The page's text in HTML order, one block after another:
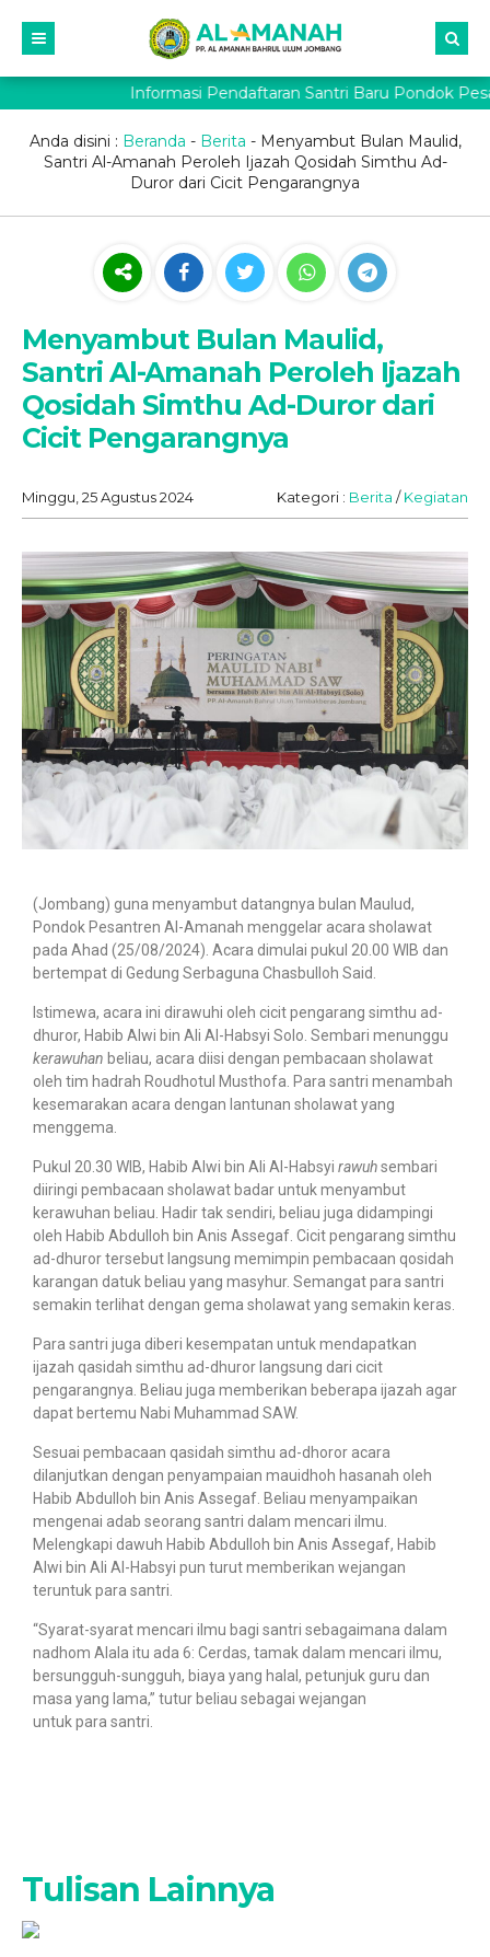
Informasi Pendaftaran Santri Baru Pondok
Anda disini : Beranda - Berita - Menyambut Bulan Maulid,
Santri Al-Amanah Peroleh Ijazah Qosidah Simthu Ad-
Duror dari Cicit Pengarangnya
Menyambut Bulan Maulid,
Santri Al-Amanah Peroleh Ijazah
Qosidah Simthu Ad-Duror dari
Cicit Pengarangnya
Minggu, 25 Agustus 2024 Kategori : Berita /Kegiatan
(Jombang) guna menyambut datangnya bulan Maulud,
Pondok Pesantren Al-Amanah menggelar acara sholawat
pada Ahad (25/08/2024). Acara dimulai pukul 20.00 WIB dan
bertempat di Gedung Serbaguna Chasbulloh Said.
Istimewa, acara ini dirawuhi oleh cicit pengarang simthu ad-
dhuror, Habib Alwi bin Ali Al-Habsyi Solo. Sembari menunggu
kerawuhan beliau, acara diisi dengan pembacaan sholawat
oleh tim hadrah Roudhotul Musthofa. Para santri menambah
kesemarakan acara dengan lantunan sholawat yang
menggema.
Pukul 20.30 WIB, Habib Alwi bin Ali Al-Habsyi rawuhsembari
diiringi pembacaan sholawat badar untuk menyambut
kerawuhan beliau. Hadir tak sendiri, beliau juga didampingi
oleh Habib Abdulloh bin Anis Assegaf. Cicit pengarang simthu
ad-dhuror tersebut langsung memimpin pembacaan qosidah
karangan datuk beliau yang masyhur. Semangat para santri
semakin terlihat dengan gema sholawat yang semakin keras.
Para santri juga diberi kesempatan untuk mendapatkan
ijazah qasidah simthu ad-dhuror langsung dari cicit
pengarangnya. Beliau juga memberikan beberapa ijazah agar
dapat bertemu Nabi Muhammad SAW.
Sesuai pembacaan qasidah simthu ad-dhoror acara
dilanjutkan dengan penyampaian mauidhoh hasanah oleh
Habib Abdulloh bin Anis Assegaf. Beliau menyampaikan
mengenai adab seorang santri dalam mencari ilmu.
Melengkapi dawuh Habib Abdulloh bin Anis Assegaf, Habib
Alwi bin Ali Al-Habsyi pun turut memberikan wejangan
teruntuk para santri.
“Syarat-syarat mencari ilmu bagi santri sebagaimana dalam
nadhom Alala itu ada 6: Cerdas, tamak dalam mencari ilmu,
bersungguh-sungguh, biaya yang halal, petunjuk guru dan
masa yang lama,” tutur beliau sebagai wejangan
untuk para santri.
Tulisan Lainnya